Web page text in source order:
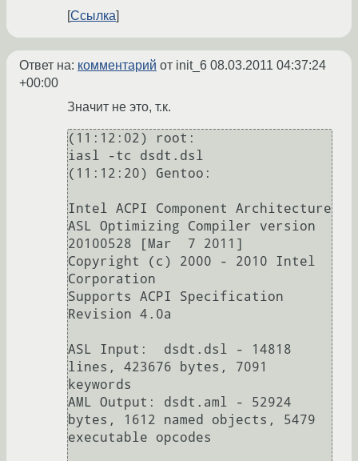
Ссылка
Ответ на: комментарий от init_6 08.03.2011 04:37:24
+00:00
Значит не это, т.к.
(11:12:02) root:
iasl -tc dsdt.dsl
(11:12:20) Gentoo:
Intel ACPI Component Architecture
ASL Optimizing Compiler version
20100528 [Mar  7 2011]
Copyright (c) 2000 - 2010 Intel
Corporation
Supports ACPI Specification
Revision 4.0a
ASL Input:  dsdt.dsl - 14818
lines, 423676 bytes, 7091
keywords
AML Output: dsdt.aml - 52924
bytes, 1612 named objects, 5479
executable opcodes